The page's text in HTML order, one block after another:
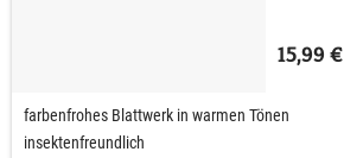
15,99 €
farbenfrohes Blattwerk in warmen Tönen
insektenfreundlich